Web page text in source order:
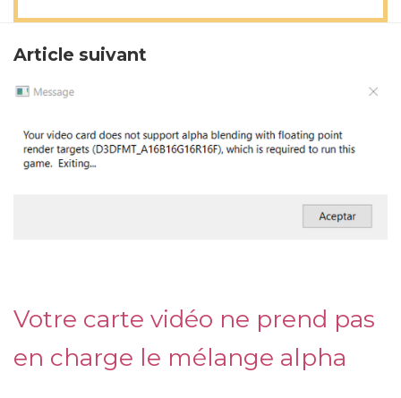
Article suivant
Votre carte vidéo ne prend pas
en charge le mélange alpha